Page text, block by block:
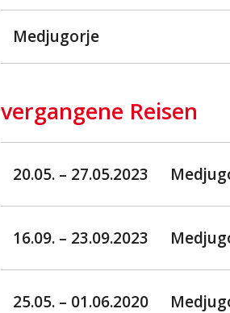
Medjugorje
vergangene Reisen
20.05. – 27.05.2023
16.09. – 23.09.2023
25.05. – 01.06.2020